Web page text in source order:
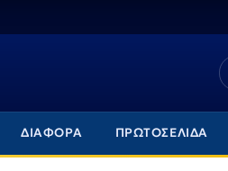
ΔΙΑΦΟΡΑ ΠΡΩΤΟΣΕΛΙΔΑ